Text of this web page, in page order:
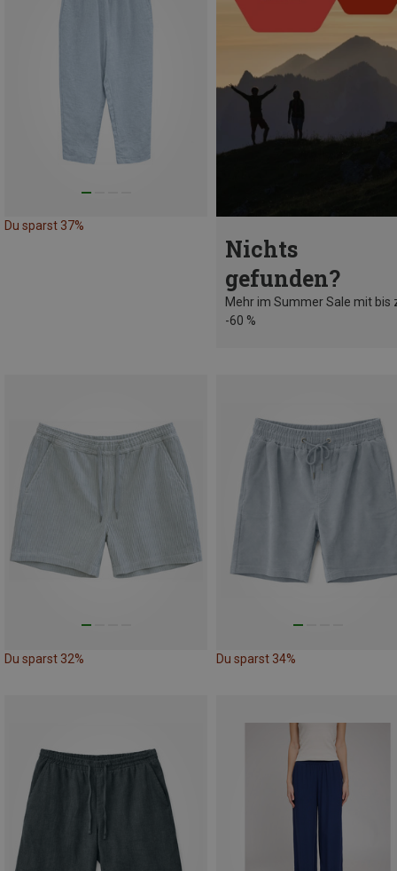
Du sparst 37%
Nichts
gefunden?
Mehr im Summer Sale mit bis
-60 %
Du sparst 32% Du sparst 34%